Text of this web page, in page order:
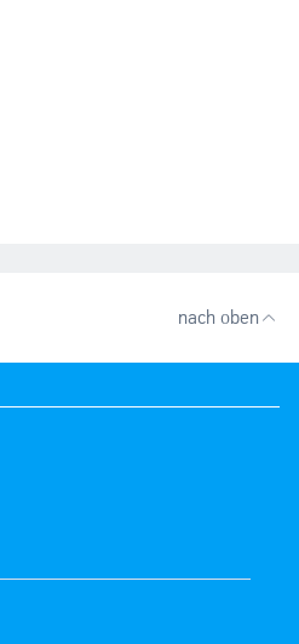
nach oben